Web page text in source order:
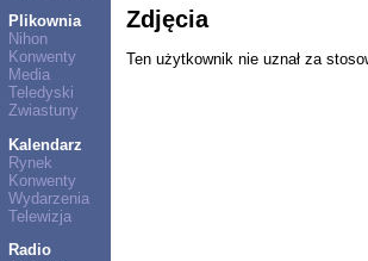
Plikownia
Nihon
Konwenty
Media
Teledyski
Zwiastuny
Kalendarz
Rynek
Konwenty
Wydarzenia
Telewizja
Radio
Zdjęcia
Ten użytkownik nie uznał za